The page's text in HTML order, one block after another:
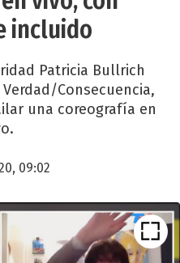
incluido
Patricia Bullrich
Consecuencia,
una coreografía en
09:02